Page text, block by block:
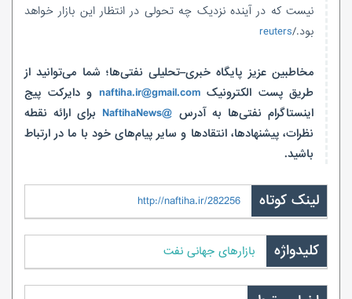
نیست که در آینده نزدیک چه تحولی در انتظار این بازار خواهد
بود./reuters
مخاطبین عزیز پایگاه خبری–تحلیلی نفتی‌ها؛ شما می‌توانید از
طریق پست الکترونیکnaftiha.ir@gmail.com و دایرکت پیج
اینستاگرام نفتی‌ها به آدرس @NaftihaNews
برای ارائه نقطه
نظرات، پیشنهادها، انتقادها و سایر پیام‌های خود با ما در ارتباط
باشید.
لینک کوتاه http://naftiha.ir/282256
کلیدواژه بازارهای جهانی نفت